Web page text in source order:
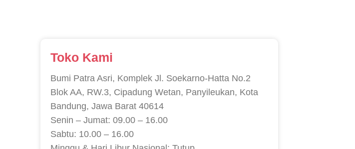
Toko Kami
Bumi Patra Asri, Komplek Jl. Soekarno-Hatta No.2
Blok AA, RW.3, Cipadung Wetan, Panyileukan, Kota
Bandung, Jawa Barat 40614
Senin – Jumat: 09.00 – 16.00
Sabtu: 10.00 – 16.00